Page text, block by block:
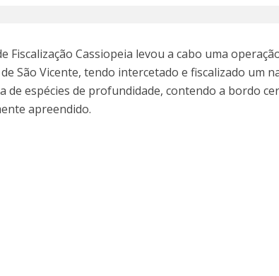
Fiscalização Cassiopeia levou a cabo uma
São Vicente, tendo intercetado e fiscalizado um
de espécies de profundidade, contendo a bordo
apreendido.